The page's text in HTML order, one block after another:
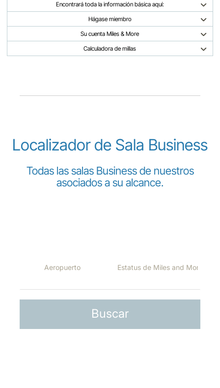
Encontrará toda la información básica aquí:
Hágase miembro
Su cuenta Miles & More
Calculadora de millas
Localizador de Sala Business
Todas las salas Business de nuestros
asociados a su alcance.